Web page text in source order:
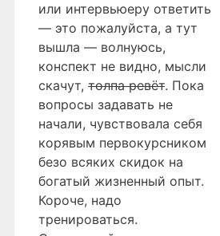
или интервьюеру ответить
— это пожалуйста, а тут
вышла — волнуюсь,
конспект не видно, мысли
скачут, толпа ревёт. Пока
вопросы задавать не
начали, чувствовала себя
корявым первокурсником
безо всяких скидок на
богатый жизненный опыт.
Короче, надо
тренироваться.